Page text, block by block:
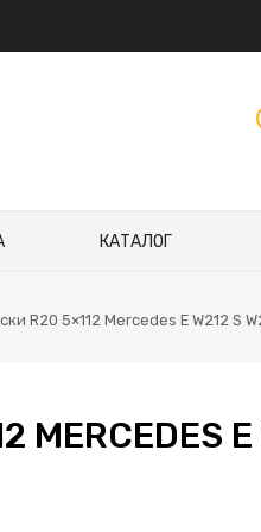
КАТАЛОГ
R20 5×112 Mercedes E W212 S
E